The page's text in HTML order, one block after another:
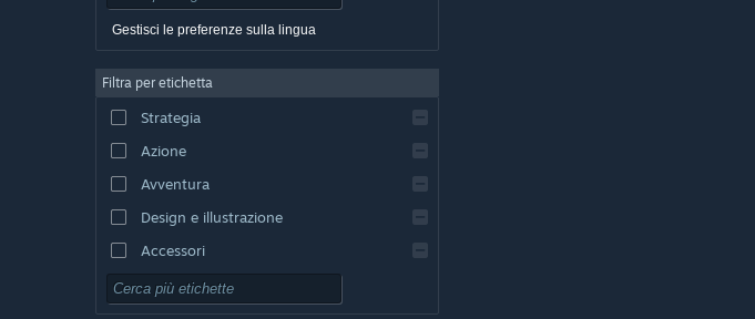
Gestisci le preferenze sulla lingua
Filtra per etichetta
Strategia
Azione
Avventura
Design e illustrazione
Accessori
Free-to-Play